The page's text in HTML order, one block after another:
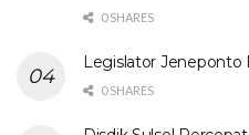
0 SHARES
Legislator Jeneponto
0 SHARES